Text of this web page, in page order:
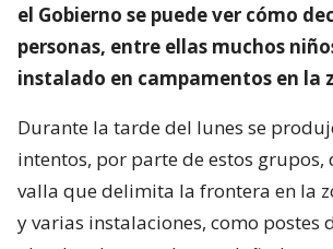
el Gobierno se puede ver cómo
personas, entre ellas muchos
instalado en campamentos en la
Durante la tarde del lunes se
intentos, por parte de estos
valla que delimita la frontera en la
y varias instalaciones, como postes